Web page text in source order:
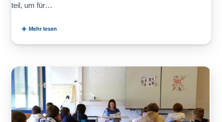
teil, um für…
Mehr lesen